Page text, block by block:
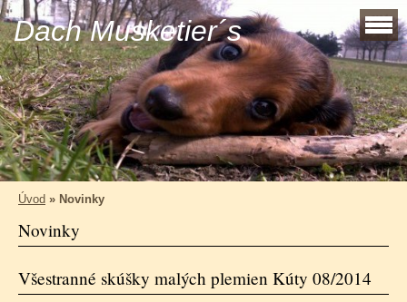
Dach Musketier´s
Úvod » Novinky
Novinky
Všestranné skúšky malých plemien Kúty 08/2014